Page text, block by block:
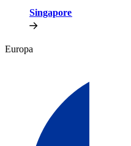
Singapore​​
Europa​​